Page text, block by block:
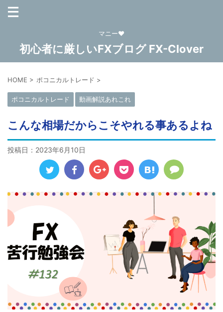
マニー❤
初心者に厳しいFXブログ FX-Clover
HOME > ポコニカルトレード >
ポコニカルトレード 動画解説あれこれ
こんな相場だからこそやれる事あるよね
投稿日： 2023年6月10日